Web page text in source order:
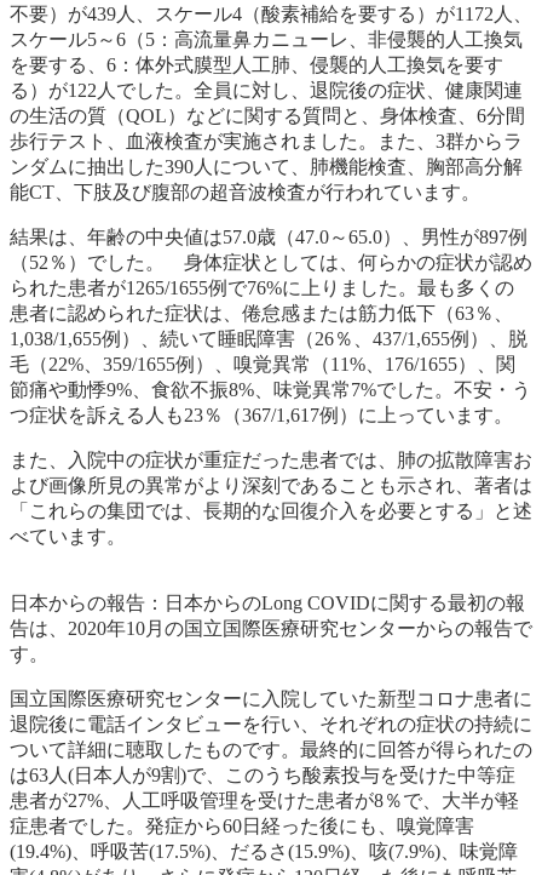
不要）が439人、スケール4（酸素補給を要する）が1172人、
スケール5～6（5：高流量鼻カニューレ、非侵襲的人工換気
を要する、6：体外式膜型人工肺、侵襲的人工換気を要す
る）が122人でした。 全員に対し、退院後の症状、健康関連
の生活の質（QOL）などに関する質問と、身体検査、6分間
歩行テスト、血液検査が実施されました。
また、3群からラ
ンダムに抽出した390人について、肺機能検査、胸部高分解
能CT、下肢及び腹部の超音波検査が行われています。
結果は、年齢の中央値は57.0歳（47.0～65.0）、男性が897例
（52％）でした。 身体症状としては、何らかの症状が認め
られた患者が1265/1655例で76%に上りました。最も多くの
患者に認められた症状は、 倦怠感または筋力低下 （63％
1,038/1,655例）、続いて 睡眠障害 （26％ 、437/1,655例）、
脱
毛 （22% 、359/1655例）、 嗅覚異常 （11% 、176/1655）、 関
節痛や動悸9% 食欲不振8% 味覚異常7%でした。 不安・う
つ症状を訴える人も23％（367/1,617例）に上っています。
また、入院中の症状が重症だった患者では、肺の拡散障害お
よび画像所見の異常がより深刻であることも示され、著者は
「これらの集団では、長期的な回復介入を必要とする」と述
べています。
日本からの報告： 日本からのLong COVIDに関する最初の報
告は、2020年10月の国立国際医療研究センターからの報告で
す。
国立国際医療研究センターに入院していた新型コロナ患者に
退院後に電話インタビューを行い、それぞれの症状の持続に
ついて詳細に聴取したものです。 最終的に回答が得られたの
は63人 (日本人が9割)で、このうち酸素投与を受けた中等症
患者が27%、人工呼吸管理を受けた患者が8％で、大半が軽
症患者でした。発症から60日 経った後にも、 嗅覚障害
(19.4%)
呼吸苦(17.5%) だるさ(15.9%) 咳(7.9%)
味覚障